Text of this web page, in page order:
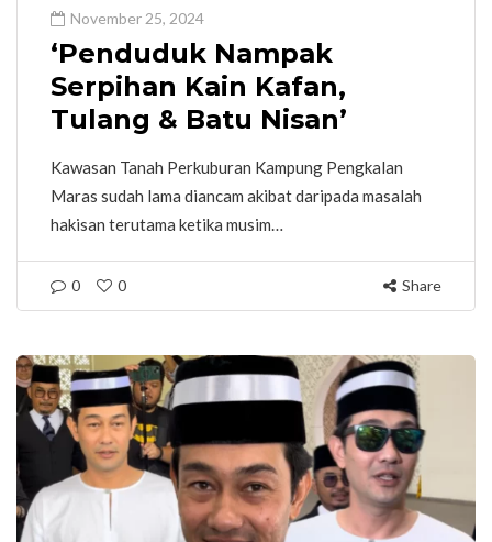
November 25, 2024
‘Penduduk Nampak
Serpihan Kain Kafan,
Tulang & Batu Nisan’
Kawasan Tanah Perkuburan Kampung Pengkalan
Maras sudah lama diancam akibat daripada masalah
hakisan terutama ketika musim…
0 0 Share